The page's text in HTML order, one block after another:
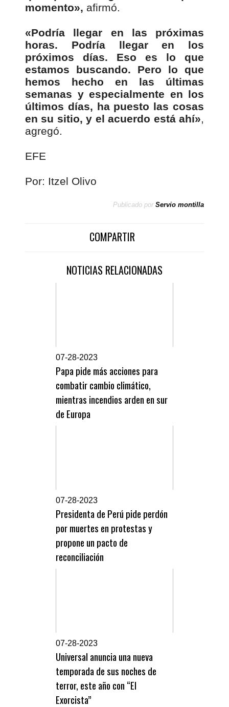
momento», afirmó.
«Podría llegar en las próximas
horas. Podría llegar en los
próximos días. Eso es lo que
estamos buscando. Pero lo que
hemos hecho en las últimas
semanas y especialmente en los
últimos días, ha puesto las cosas
en su sitio, y el acuerdo está ahí»,
agregó.
EFE
Por: Itzel Olivo
Publicado por Servio montilla
COMPARTIR
NOTICIAS RELACIONADAS
07-28-2023
Papa pide más acciones para
combatir cambio climático,
mientras incendios arden en sur
de Europa
07-28-2023
Presidenta de Perú pide perdón
por muertes en protestas y
propone un pacto de
reconciliación
07-28-2023
Universal anuncia una nueva
temporada de sus noches de
terror, este año con “El
Exorcista”